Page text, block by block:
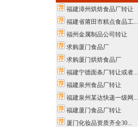
福建漳州烘焙食品厂转让
福建省莆田市糕点食品工...
福州金属制品公司转让
求购厦门食品厂
求购厦门烘焙食品厂
福建宁德面条厂转让或者...
福建泉州食品厂转让
福建泉州某达快递一级网...
福建厦门食品厂转让
厦门化妆品资质齐全30...